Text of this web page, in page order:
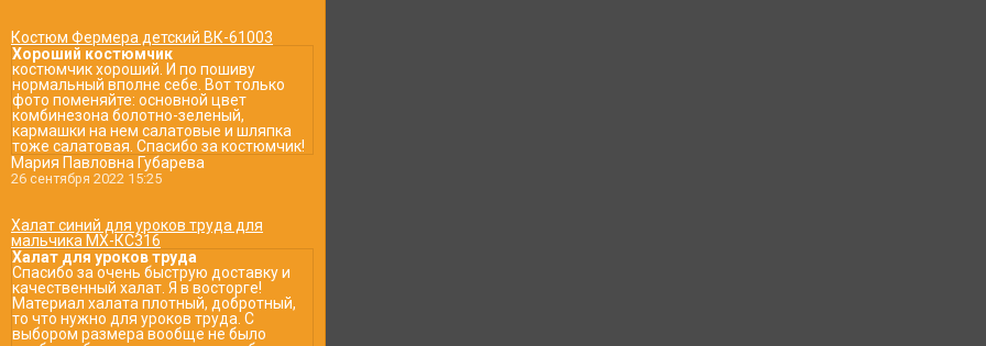
Костюм Фермера детский ВК-61003
Хороший костюмчик
костюмчик хороший. И по пошиву
нормальный вполне себе. Вот только
фото поменяйте: основной цвет
комбинезона болотно-зеленый,
кармашки на нем салатовые и шляпка
тоже салатовая. Спасибо за костюмчик!
Мария Павловна Губарева
26 сентября 2022 15:25
Халат синий для уроков труда для
мальчика МХ-КС316
Халат для уроков труда
Спасибо за очень быструю доставку и
качественный халат. Я в восторге!
Материал халата плотный, добротный,
то что нужно для уроков труда. С
выбором размера вообще не было